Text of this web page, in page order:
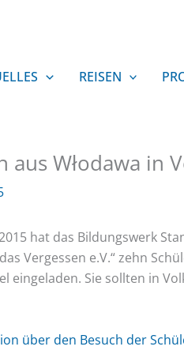
REISEN
aus Włodawa in
hat das Bildungswerk
Vergessen e.V.“ zehn
eingeladen. Sie sollten in
über den Besuch der